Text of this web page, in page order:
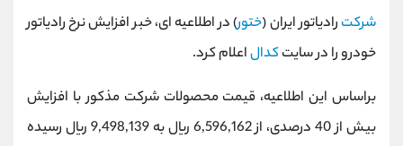
شرکت رادیاتور ایران (ختور) در اطلاعیه ای، خبر افزایش نرخ رادیاتور
خودرو را در سایتکدالاعلام کرد.
براساس این اطلاعیه، قیمت محصولات شرکت مذکور با افزایش
بیش از 40 درصدی، از 6,596,162 ریال به 9,498,139 ریال رسیده
تلفن 021-22021030
بدون پیش شماره
کانال تلگرام @alirezamehrabi_com
کانال بله @alirezamehrabi_official